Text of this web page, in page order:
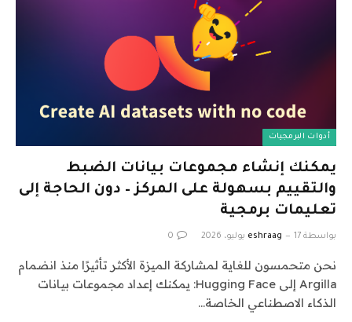
أدوات البرمجيات
يمكنك إنشاء مجموعات بيانات الضبط
والتقييم بسهولة على المركز – دون الحاجة إلى
تعليمات برمجية
بواسطة eshraag 17 يوليو، 2026 0
نحن متحمسون للغاية لمشاركة الميزة الأكثر تأثيرًا منذ انضمام
Argilla إلى Hugging Face: يمكنك إعداد مجموعات بيانات
الذكاء الاصطناعي الخاصة…